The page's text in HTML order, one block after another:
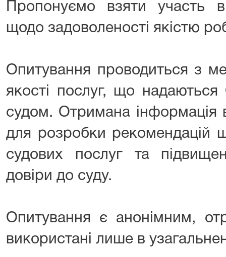
Пропонуємо взяти участь
щодо задоволеності якістю
Опитування проводиться з
якості послуг, що
судом. Отримана інформація
для розробки рекомендацій
судових послуг та
довіри до суду.
Опитування є анонімним,
використані лише в